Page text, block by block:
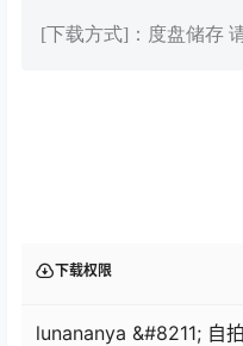
[下载方式]：度盘储存
下载权限
lunananya &#8211; 自